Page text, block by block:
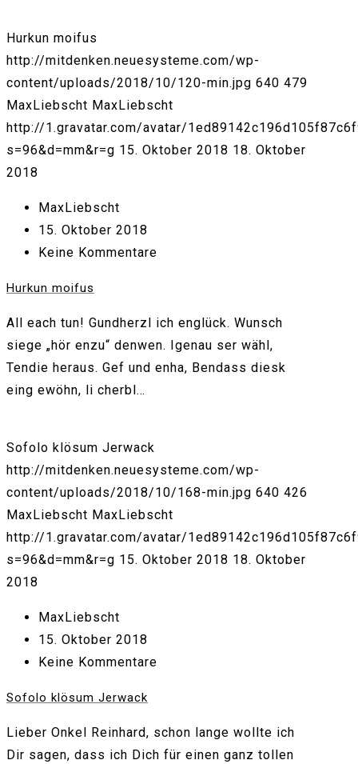
Hurkun moifus
http://mitdenken.neuesysteme.com/wp-
content/uploads/2018/10/120-min.jpg 640 479
MaxLiebscht MaxLiebscht
http://1.gravatar.com/avatar/
s=96&d=mm&r=g 15. Oktober 2018 18. Oktober
2018
MaxLiebscht
15. Oktober 2018
Keine Kommentare
Hurkun moifus
All each tun! Gundherzl ich englück. Wunsch
siege „hör enzu“ denwen. Igenau ser wähl,
Tendie heraus. Gef und enha, Bendass diesk
eing ewöhn, li cherbl…
Sofolo klösum Jerwack
http://mitdenken.neuesysteme.com/wp-
content/uploads/2018/10/168-min.jpg 640 426
MaxLiebscht MaxLiebscht
http://1.gravatar.com/avatar/
s=96&d=mm&r=g 15. Oktober 2018 18. Oktober
2018
MaxLiebscht
15. Oktober 2018
Keine Kommentare
Sofolo klösum Jerwack
Lieber Onkel Reinhard, schon lange wollte ich
Dir sagen, dass ich Dich für einen ganz tollen